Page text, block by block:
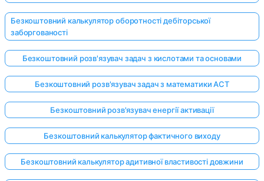
Безкоштовний калькулятор оборотності дебіторської
заборгованості
Безкоштовний розв'язувач задач з кислотами та основами
Безкоштовний розв'язувач задач з математики ACT
Безкоштовний розв'язувач енергії активації
Безкоштовний калькулятор фактичного виходу
Безкоштовний калькулятор адитивної властивості довжини